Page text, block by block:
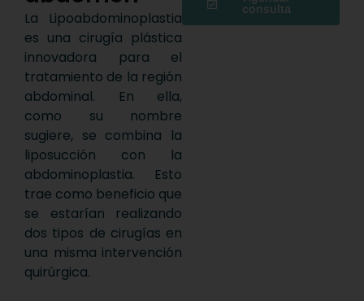
La Lipoabdominoplastia
es una cirugía plástica
innovadora para el
tratamiento de la región
abdominal. En ella,
como su nombre
sugiere, se combina la
liposucción con la
abdominoplastia. Esto
trae como beneficio que
se estarían realizando
dos tipos de cirugías en
una misma intervención
quirúrgica.
consulta